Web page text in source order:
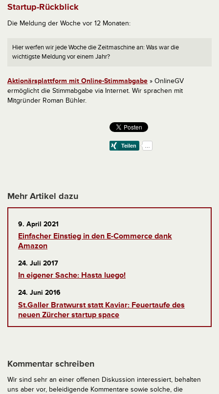
Startup-Rückblick
Die Meldung der Woche vor 12 Monaten:
Hier werfen wir jede Woche die Zeitmaschine an: Was war die
wichtigste Meldung vor einem Jahr?
Aktionärsplattform mit Online-Stimmabgabe » OnlineGV
ermöglicht die Stimmabgabe via Internet. Wir sprachen mit
Mitgründer Roman Bühler.
Mehr Artikel dazu
9. April 2021
Einfacher Einstieg in den E-Commerce dank
Amazon
24. Juli 2017
In eigener Sache: Hasta luego!
24. Juni 2016
St.Galler Bratwurst statt Kaviar: Feuertaufe des
neuen Zürcher startup space
Kommentar schreiben
Wir sind sehr an einer offenen Diskussion interessiert, behalten
uns aber vor, beleidigende Kommentare sowie solche, die